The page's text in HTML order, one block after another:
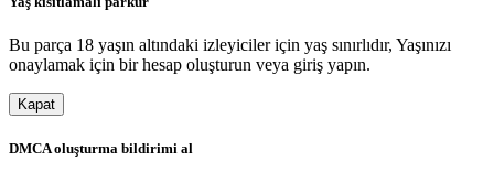
Bu parça 18 yaşın altındaki izleyiciler için yaş sınırlıdır, Yaşınızı
onaylamak için bir hesap oluşturun veya giriş yapın.
Kapat
DMCA oluşturma bildirimi al